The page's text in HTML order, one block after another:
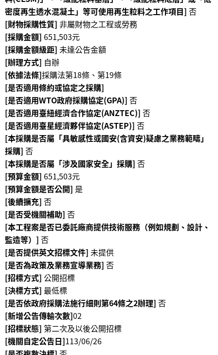
便
民
服
務
性
別
平
等
專
區
友
善
措
施
服
務
服
務
信
箱
網
站
導
覽
R
密度再生透水混凝土」等可使用再生粒料之工作項目] 否
[財物採購性質] 非屬財物之工程或勞務
[採購金額] 651,503元
[採購金額級距] 未達公告金額
[辦理方式] 自辦
[依據法條]採購法第18條、第19條
[是否適用條約或協定之採購]
[是否適用WTO政府採購協定(GPA)] 否
[是否適用臺紐經濟合作協定(ANZTEC)] 否
[是否適用臺星經濟夥伴協定(ASTEP)] 否
[本採購是否屬「具敏感性或國安(含資安)疑慮之業務範疇」
採購] 否
[本採購是否屬「涉及國家安全」採購] 否
[預算金額] 651,503元
[預算金額是否公開] 是
[後續擴充] 否
[是否受機關補助] 否
[本工程案是否已委託廠商提供技術服務（例如規劃、設計、
監造等）] 否
[是否提供英文招標文件] 未提供
[是否為政策及業務宣導業務] 否
[招標方式] 公開招標
[決標方式] 最低標
[是否依政府採購法施行細則第64條之2辦理] 否
[新增公告傳輸次數]02
[招標狀態] 第二次及以後公開招標
[機關自定公告日]113/06/26